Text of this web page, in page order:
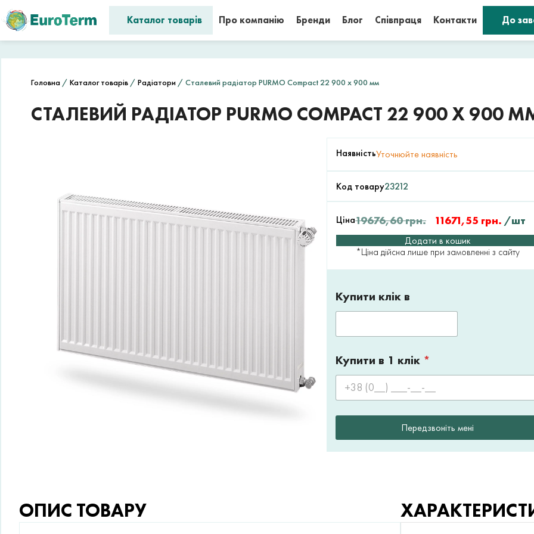
Каталог товарів Про компанію Бренди Блог Співпраця Контакти До
Головна / Каталог товарів / Радіатори / Сталевий радіатор PURMO Compact 22 900 x 900 мм
СТАЛЕВИЙ РАДІАТОР PURMO COMPACT 22 900 X 900
НаявністьУточнюйте наявність
Код товару23212
Ціна19676,60грн. 11671,55 грн. /шт
Додати в кошик
*Ціна дійсна лише при замовленні з сайту
Купити клік в
Купити в 1 клік *
Передзвоніть мені
ОПИС ТОВАРУ